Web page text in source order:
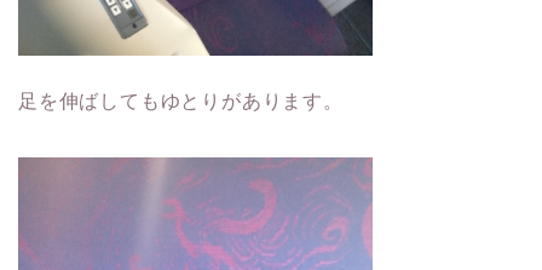
足を伸ばしてもゆとりがあります。